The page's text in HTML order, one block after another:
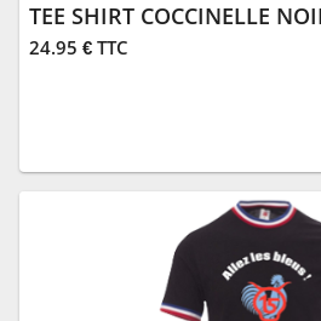
TEE SHIRT COCCINELLE
24.95 € TTC